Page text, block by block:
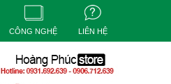
CÔNG NGHỆ LIÊN HỆ